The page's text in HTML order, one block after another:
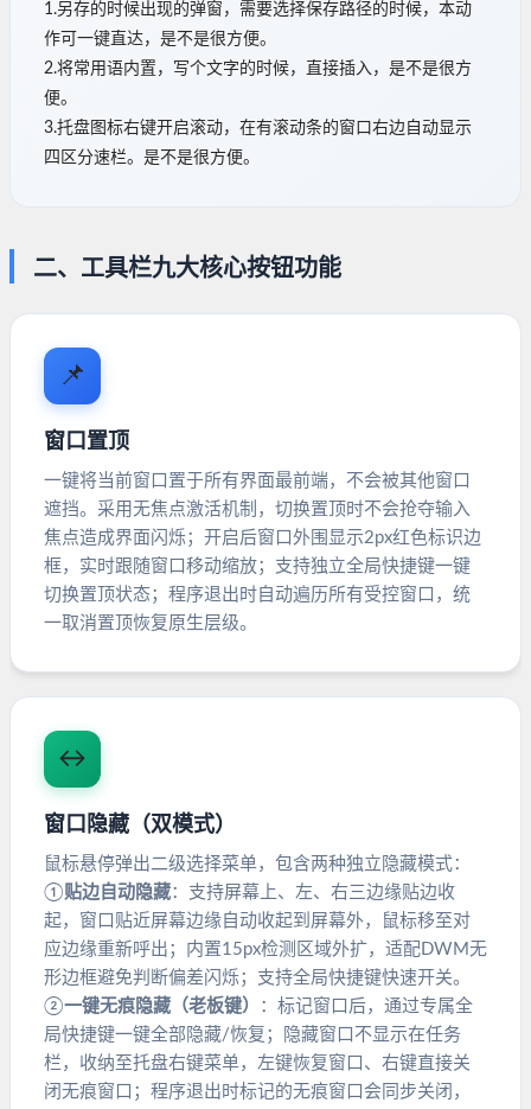
1.另存的时候出现的弹窗，需要选择保存路径的时候，本动
作可一键直达，是不是很方便。
2.将常用语内置，写个文字的时候，直接插入，是不是很方
便。
3.托盘图标右键开启滚动，在有滚动条的窗口右边自动显示
四区分速栏。是不是很方便。
二、工具栏九大核心按钮功能
📌
窗口置顶
一键将当前窗口置于所有界面最前端，不会被其他窗口
遮挡。采用无焦点激活机制，切换置顶时不会抢夺输入
焦点造成界面闪烁；开启后窗口外围显示2px红色标识边
框，实时跟随窗口移动缩放；支持独立全局快捷键一键
切换置顶状态；程序退出时自动遍历所有受控窗口，统
一取消置顶恢复原生层级。
↔️
窗口隐藏（双模式）
鼠标悬停弹出二级选择菜单，包含两种独立隐藏模式：
①贴边自动隐藏：支持屏幕上、左、右三边缘贴边收
起，窗口贴近屏幕边缘自动收起到屏幕外，鼠标移至对
应边缘重新呼出；内置15px检测区域外扩，适配DWM无
形边框避免判断偏差闪烁；支持全局快捷键快速开关。
②一键无痕隐藏（老板键）
：标记窗口后，通过专属全
局快捷键一键全部隐藏/恢复；隐藏窗口不显示在任务
栏，收纳至托盘右键菜单，左键恢复窗口、右键直接关
闭无痕窗口；程序退出时标记的无痕窗口会同步关闭，